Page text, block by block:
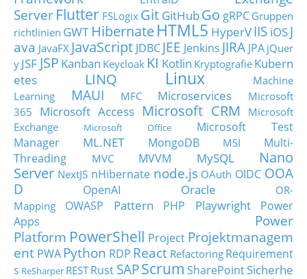
Server Flutter FSLogix Git GitHubGo gRPC Gruppen
richtlinien GWT HibernateHTML5 HyperVIIS iOSJ
ava JavaFX JavaScript JDBC JEE Jenkins JIRA JPA jQuer
y JSF JSP Kanban Keycloak KI Kotlin Kryptografie Kubern
etes
LINQ Linux
Machine
Learning
MAUI MFC Microservices
Microsoft
365
Microsoft Access Microsoft CRM
Microsoft
Exchange
Microsoft Office
Microsoft Test
Manager
ML.NET MongoDB MSI
Multi-
Threading
MVC MVVM MySQL
Nano
Server NextJS nHibernate node.js OAuth OIDC OOA
D
OpenAI Oracle
OR-
Mapping
OWASP Pattern PHP Playwright
Power
Apps
Power
Platform PowerShell Project Projektmanagem
ent PWA Python RDP React Refactoring Requirement
s ReSharper RESTRust SAPScrum SharePointSicherhe